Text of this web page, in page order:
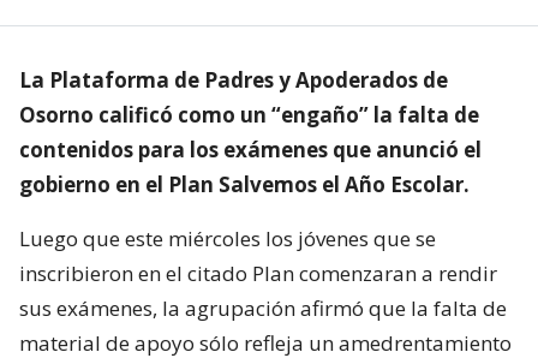
La Plataforma de Padres y Apoderados de
Osorno calificó como un “engaño” la falta de
contenidos para los exámenes que anunció el
gobierno en el Plan Salvemos el Año Escolar.
Luego que este miércoles los jóvenes que se
inscribieron en el citado Plan comenzaran a rendir
sus exámenes, la agrupación afirmó que la falta de
material de apoyo sólo refleja un amedrentamiento